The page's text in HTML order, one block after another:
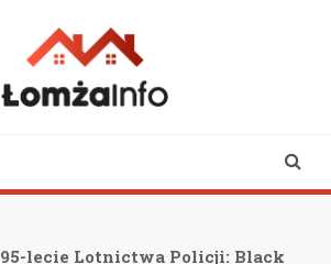
95-lecie Lotnictwa Policji: Black